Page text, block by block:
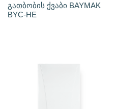
გათბობის ქვაბი BAYMAK
BYC-HE